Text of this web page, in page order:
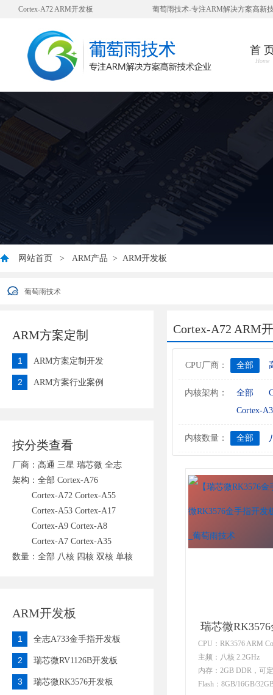
Cortex-A72 ARM开发板 葡萄雨技术-专注ARM解决方案高新
首
Home
网站首页 > ARM产品 > ARM开发板
葡萄雨技术
Cortex-A72 ARM
CPU厂商： 全部
内核架构： 全部
Cortex-
内核数量： 全部
瑞芯微
CPU：RK3576 ARM
主频：八核 2.2GHz
内存：2GB DDR，可
Flash：8GB/16GB/
ARM方案定制
1 ARM方案定制开发
2 ARM方案行业案例
按分类查看
厂商： 高通 三星 瑞芯微 全志
架构： 全部 Cortex-A76
Cortex-A72 Cortex-A55
Cortex-A53 Cortex-A17
Cortex-A9 Cortex-A8
Cortex-A7 Cortex-A35
数量： 全部 八核 四核 双核 单核
ARM开发板
1 全志A733金手指开发板
2 瑞芯微RV1126B开发板
3 瑞芯微RK3576开发板